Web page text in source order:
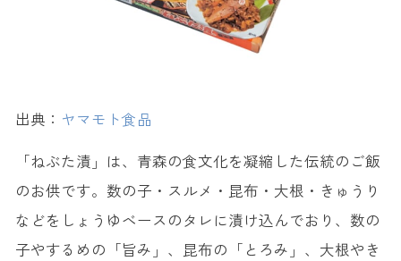
出典： ヤマモト食品
「ねぶた漬」は、青森の食文化を凝縮した伝統のご飯
のお供です。数の子・スルメ・昆布・大根・きゅうり
などをしょうゆベースのタレに漬け込んでおり、数の
子やするめの「旨み」、昆布の「とろみ」、大根やき